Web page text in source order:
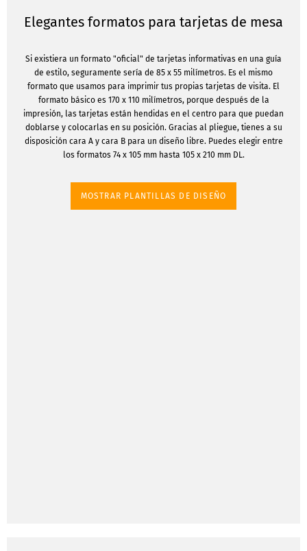
Elegantes formatos para tarjetas de mesa
Si existiera un formato "oficial" de tarjetas informativas en una guía
de estilo, seguramente sería de 85 x 55 milímetros. Es el mismo
formato que usamos para imprimir tus propias tarjetas de visita. El
formato básico es 170 x 110 milímetros, porque después de la
impresión, las tarjetas están hendidas en el centro para que puedan
doblarse y colocarlas en su posición. Gracias al pliegue, tienes a su
disposición cara A y cara B para un diseño libre. Puedes elegir entre
los formatos 74 x 105 mm hasta 105 x 210 mm DL.
MOSTRAR PLANTILLAS DE DISEÑO